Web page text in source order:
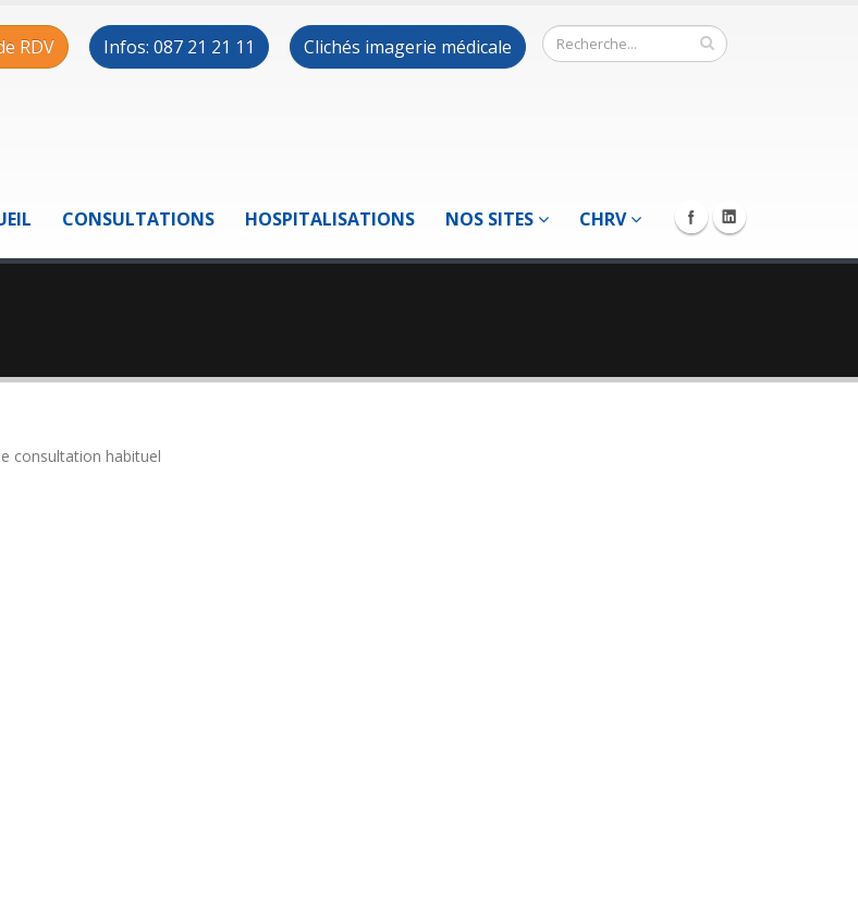
RDV Infos: 087 21 21 11 Clichés imagerie médicale
CONSULTATIONS HOSPITALISATIONS NOS SITES CHRV
consultation habituel